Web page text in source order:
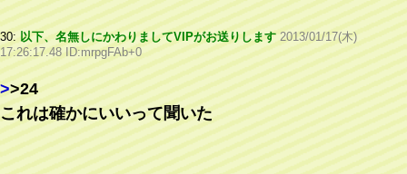
30: 以下、名無しにかわりましてVIPがお送りします 2013/01/17(木)
17:26:17.48 ID:mrpgFAb+0
>>24
これは確かにいいって聞いた